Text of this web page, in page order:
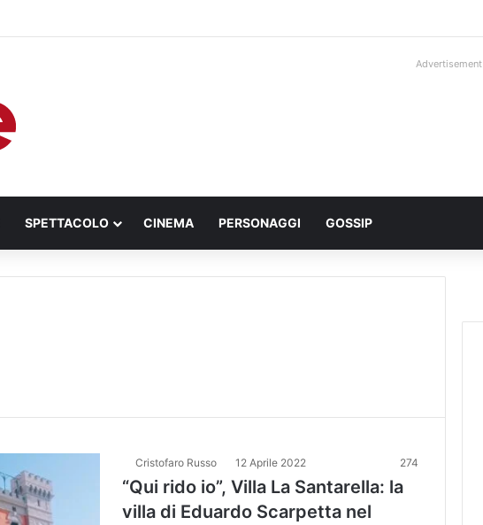
Advertisement
SPETTACOLO CINEMA PERSONAGGI GOSSIP
Cristofaro Russo 12 Aprile 2022 274
“Qui rido io”, Villa La Santarella: la
villa di Eduardo Scarpetta nel